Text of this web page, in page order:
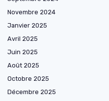
Novembre 2024
Janvier 2025
Avril 2025
Juin 2025
Août 2025
Octobre 2025
Décembre 2025